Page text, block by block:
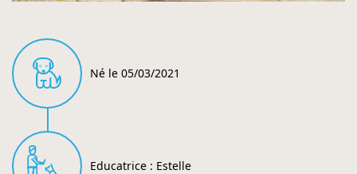
Né le 05/03/2021
Educatrice : Estelle